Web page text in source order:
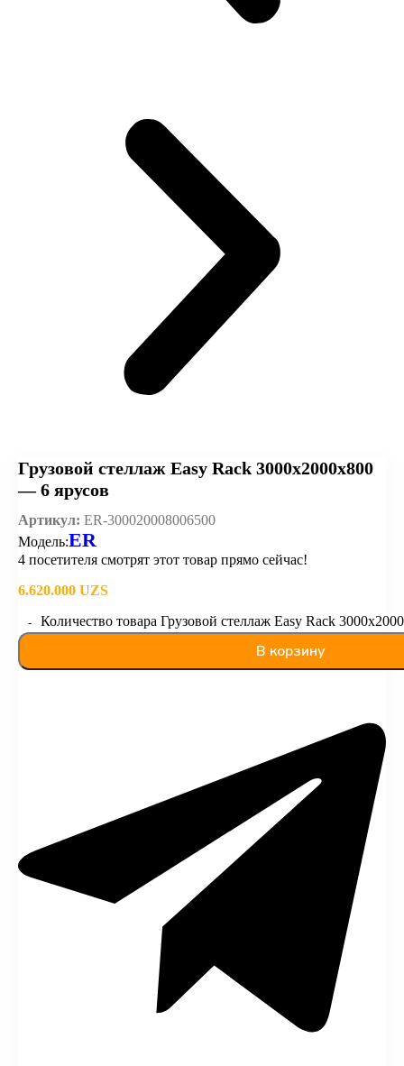
Грузовой стеллаж Easy Rack 3000х2000х800
— 6 ярусов
Артикул: ER-300020008006500
Модель:ER
4 посетителя смотрят этот товар прямо сейчас!
6.620.000 UZS
Количество товара Грузовой стеллаж Easy Rack
В корзину